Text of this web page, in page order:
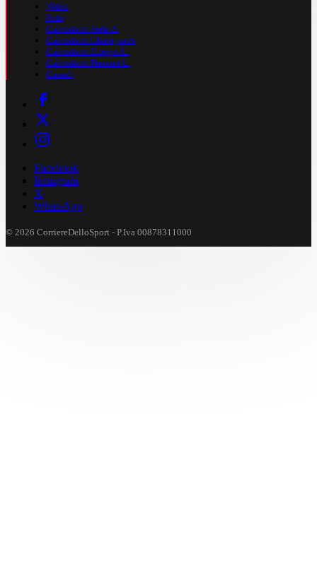
Video
Foto
Calendario Serie A
Calendario Champions
Calendario Europa L.
Calendario Premier L.
Casinò
Facebook
Instagram
X
WhatsApp
© 2026 CorriereDelloSport - P.Iva 00878311000